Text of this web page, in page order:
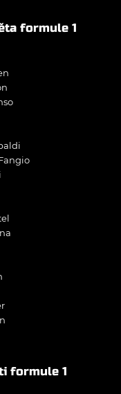
formule 1
formule 1